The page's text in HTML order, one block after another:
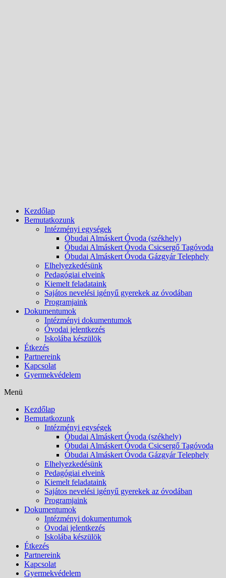
Kezdőlap
Bemutatkozunk
Intézményi egységek
Óbudai Almáskert Óvoda (székhely)
Óbudai Almáskert Óvoda Csicsergő Tagóvoda
Óbudai Almáskert Óvoda Gázgyár Telephely
Elhelyezkedésünk
Pedagógiai elveink
Kiemelt feladataink
Sajátos nevelési igényű gyerekek az óvodában
Programjaink
Dokumentumok
Intézményi dokumentumok
Óvodai jelentkezés
Iskolába készülök
Étkezés
Partnereink
Kapcsolat
Gyermekvédelem
Menü
Kezdőlap
Bemutatkozunk
Intézményi egységek
Óbudai Almáskert Óvoda (székhely)
Óbudai Almáskert Óvoda Csicsergő Tagóvoda
Óbudai Almáskert Óvoda Gázgyár Telephely
Elhelyezkedésünk
Pedagógiai elveink
Kiemelt feladataink
Sajátos nevelési igényű gyerekek az óvodában
Programjaink
Dokumentumok
Intézményi dokumentumok
Óvodai jelentkezés
Iskolába készülök
Étkezés
Partnereink
Kapcsolat
Gyermekvédelem